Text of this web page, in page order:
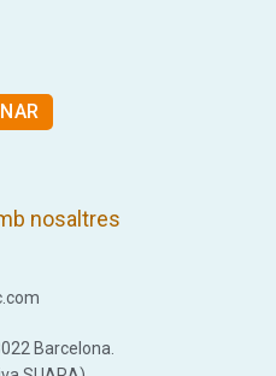
nosaltres
Barcelona.